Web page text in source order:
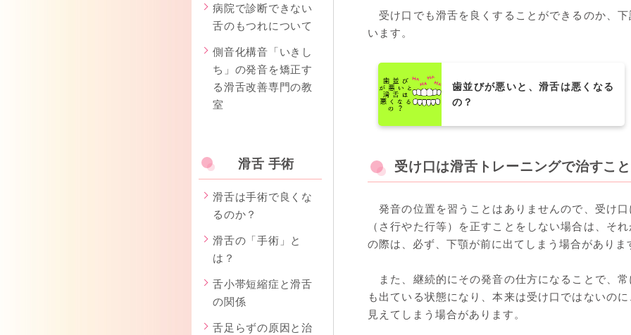
病院で診断できない
舌のもつれについて
側音化構音「いきし
ち」の発音を矯正す
る滑舌改善専門の教
室
滑舌 手術
滑舌は手術で良くな
るのか？
滑舌の「手術」と
は？
舌小帯短縮症と滑舌
の関係
舌足らずの原因と治
受け口でも滑舌を良くすることができるのか、
います。
歯並びが悪いと、滑舌は悪くなる
の？
受け口は滑舌トレーニングで治すこ
発音の位置を習うことはありませんので、受け
（さ行やた行等）を正すことをしない場合は、そ
の際は、必ず、下顎が前に出てしまう場合がありま
また、継続的にその発音の仕方になることで、
も出ている状態になり、本来は受け口ではないの
見えてしまう場合があります。